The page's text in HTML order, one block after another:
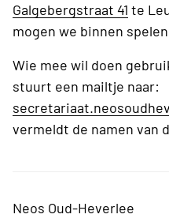
Galgebergstraat 41 te
mogen we binnen
Wie mee wil doen
stuurt een mailtje naar:
vermeldt de namen van
Neos Oud-Heverlee